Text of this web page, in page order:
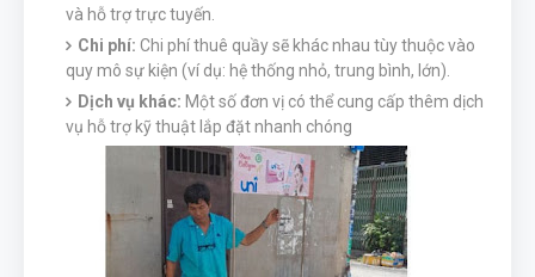
và hỗ trợ trực tuyến.
Chi phí: Chi phí thuê quầy sẽ khác nhau tùy thuộc vào
quy mô sự kiện (ví dụ: hệ thống nhỏ, trung bình, lớn).
Dịch vụ khác: Một số đơn vị có thể cung cấp thêm dịch
vụ hỗ trợ kỹ thuật lắp đặt nhanh chóng